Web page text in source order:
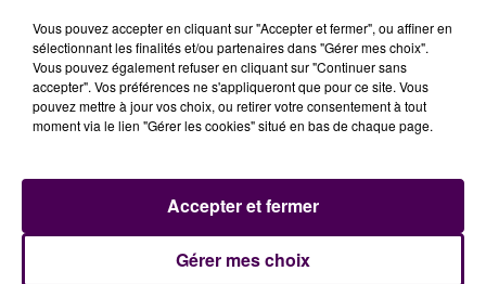
de compétences qui semblent faire défaut sur place.
Déjà l’an dernier, les sapeurs-sauveteurs étaient en
Suède, puis au Chili pour des feux de forêt en 2017.
Vous pouvez accepter en cliquant sur "Accepter et fermer", ou affiner en
sélectionnant les finalités et/ou partenaires dans "Gérer mes choix".
Vous pouvez également refuser en cliquant sur "Continuer sans
accepter". Vos préférences ne s'appliqueront que pour ce site. Vous
pouvez mettre à jour vos choix, ou retirer votre consentement à tout
moment via le lien "Gérer les cookies" situé en bas de chaque page.
Gérer mes choix
Accepter et fermer